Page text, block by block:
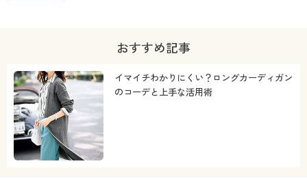
おすすめ記事
イマイチわかりにくい？ロングカーディガン
のコーデと上手な活用術